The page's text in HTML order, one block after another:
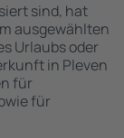
sind, hat
ausgewählten
Urlaubs oder
in Pleven
für
für